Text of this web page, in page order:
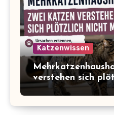
Katzenwissen
verstehen sich